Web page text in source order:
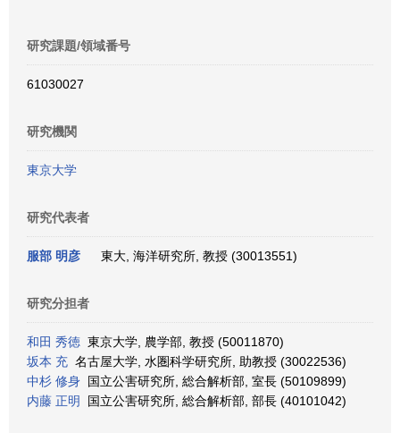
研究課題/領域番号
61030027
研究機関
東京大学
研究代表者
服部 明彦 東大, 海洋研究所, 教授 (30013551)
研究分担者
和田 秀徳 東京大学, 農学部, 教授 (50011870)
坂本 充 名古屋大学, 水圏科学研究所, 助教授 (30022536)
中杉 修身 国立公害研究所, 総合解析部, 室長 (50109899)
内藤 正明
国立公害研究所, 総合解析部, 部長 (40101042)